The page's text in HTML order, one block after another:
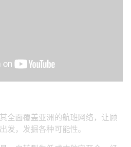
全面覆盖亚洲的航班网络，让顾
发，发掘各种可能性。